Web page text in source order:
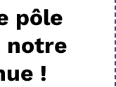
pôle
notre
!